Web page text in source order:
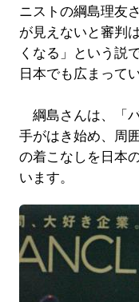
ニストの綱島理友
が見えないと審判
くなる」という説
日本でも広まって
綱島さんは、「
手がはき始め、周
の着こなしを日本
います。